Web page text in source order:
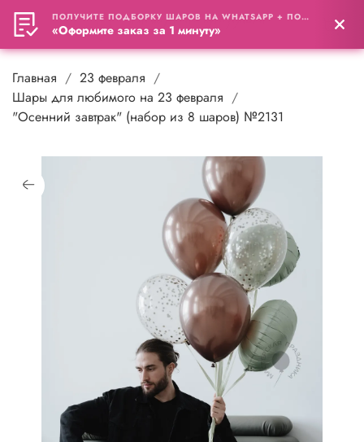
0
Главная
23 февраля
Шары для любимого на 23 февраля
"Осенний завтрак" (набор из 8 шаров) №2131
ПОЛУЧИТЕ ПОДБОРКУ ШАРОВ НА WHATSAPP + ПОДАРОК
«Оформите заказ за 1 минуту»